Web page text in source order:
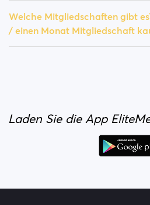
Welche Mitgliedschaften gibt
/ einen Monat Mitgliedschaft
Laden Sie die App